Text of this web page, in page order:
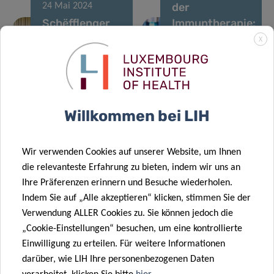
24 Mai 2024
Schëfflenger
Kriibshëllef
erneuert sein
Engagement
für die LIH
der
Immuntherapie:
Kombination
lässt Tumore
nachweislich
03 Apr. 2024
Erkenntnisse
Hoffnung auf
neue
maßgeschneiderte
Immuntherapien
gegen
Hirntumore
Den
stimmlichen
Biomarkern
eine stärkere
„Stimme“
geben!
Revolutionierung
der
Überwachung
und
Rehabilitation
X
Willkommen bei LIH
Wir verwenden Cookies auf unserer Website, um Ihnen
die relevanteste Erfahrung zu bieten, indem wir uns an
Ihre Präferenzen erinnern und Besuche wiederholen.
Indem Sie auf „Alle akzeptieren“ klicken, stimmen Sie der
Verwendung ALLER Cookies zu. Sie können jedoch die
„Cookie-Einstellungen“ besuchen, um eine kontrollierte
Einwilligung zu erteilen. Für weitere Informationen
darüber, wie LIH Ihre personenbezogenen Daten